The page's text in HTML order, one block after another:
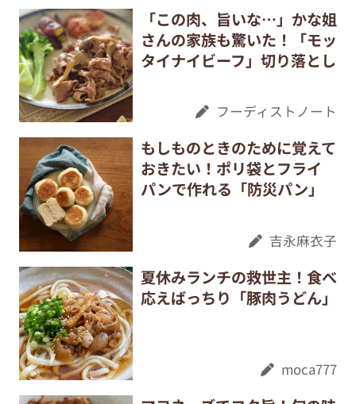
「この肉、旨いな…」かな姐
さんの家族も驚いた！「モッ
タイナイビーフ」切り落とし
フーディストノート
もしものときのために覚えて
おきたい！ポリ袋とフライ
パンで作れる「防災パン」
吉永麻衣子
夏休みランチの救世主！食べ
応えばっちり「豚肉うどん」
moca777